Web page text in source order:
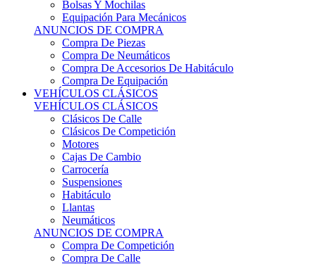
ANUNCIOS DE COMPRA
Compra De Piezas
Compra De Neumáticos
Compra De Accesorios De Habitáculo
Compra De Equipación
VEHÍCULOS CLÁSICOS
VEHÍCULOS CLÁSICOS
Clásicos De Calle
Clásicos De Competición
Motores
Cajas De Cambio
Carrocería
Suspensiones
Habitáculo
Llantas
Neumáticos
ANUNCIOS DE COMPRA
Compra De Competición
Compra De Calle
Compra De Piezas